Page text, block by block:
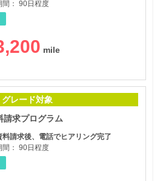
： 90日程度
グレード対象
請求プログラム
料請求後、電話でヒアリング完了
： 90日程度